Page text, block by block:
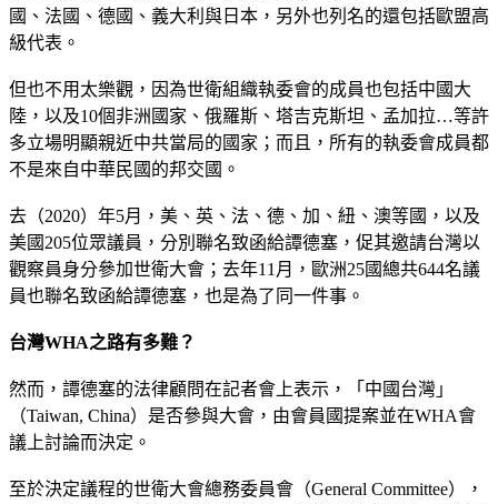
國、法國、德國、義大利與日本，另外也列名的還包括歐盟高
級代表。
但也不用太樂觀，因為世衛組織執委會的成員也包括中國大
陸，以及10個非洲國家、俄羅斯、塔吉克斯坦、孟加拉…等許
多立場明顯親近中共當局的國家；而且，所有的執委會成員都
不是來自中華民國的邦交國。
去（2020）年5月，美、英、法、德、加、紐、澳等國，以及
美國205位眾議員，分別聯名致函給譚德塞，促其邀請台灣以
觀察員身分參加世衛大會；去年11月，歐洲25國總共644名議
員也聯名致函給譚德塞，也是為了同一件事。
台灣WHA之路有多難？
然而，譚德塞的法律顧問在記者會上表示，「中國台灣」
（Taiwan, China）是否參與大會，由會員國提案並在WHA會
議上討論而決定。
至於決定議程的世衛大會總務委員會（General Committee），